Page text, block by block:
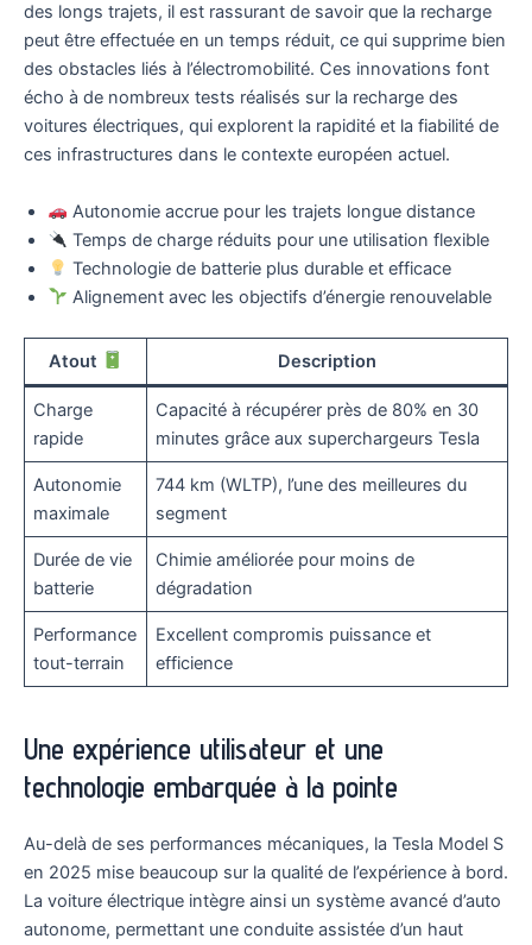
des longs trajets, il est rassurant de savoir que la recharge
peut être effectuée en un temps réduit, ce qui supprime bien
des obstacles liés à l’électromobilité. Ces innovations font
écho à de nombreux tests réalisés sur la recharge des
voitures électriques, qui explorent la rapidité et la fiabilité de
ces infrastructures dans le contexte européen actuel.
Autonomie accrue pour les trajets longue distance
Temps de charge réduits pour une utilisation flexible
Technologie de batterie plus durable et efficace
Alignement avec les objectifs d’énergie renouvelable
Atout Description
Charge
rapide
Capacité à récupérer près de 80% en 30
minutes grâce aux superchargeurs Tesla
Autonomie
maximale
744 km (WLTP), l’une des meilleures du
segment
Durée de vie
batterie
Chimie améliorée pour moins de
dégradation
Performance
tout-terrain
Excellent compromis puissance et
efficience
Une expérience utilisateur et une
technologie embarquée à la pointe
Au-delà de ses performances mécaniques, la Tesla Model S
en 2025 mise beaucoup sur la qualité de l’expérience à bord.
La voiture électrique intègre ainsi un système avancé d’auto
autonome, permettant une conduite assistée d’un haut